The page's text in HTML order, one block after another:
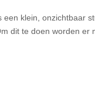
een klein, onzichtbaar
dit te doen worden